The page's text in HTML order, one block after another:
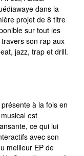
dans la
projet de 8 titre
sur tout les
son rap aux
jazz, trap et drill.
à la fois en
est
ce qui lui
avec son
meilleur EP de